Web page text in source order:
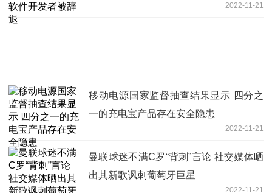
2022-11-21
移动电源国家监督抽查结果显示 四分之
一的充电宝产品存在安全隐患
2022-11-21
曼联球迷不满C罗“背刺”言论 社交媒体晒
出其新歌讽刺葡萄牙巨星
2022-11-21